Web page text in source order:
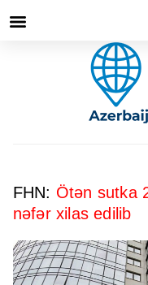
FHN: Ötən sutka
nəfər xilas edilib